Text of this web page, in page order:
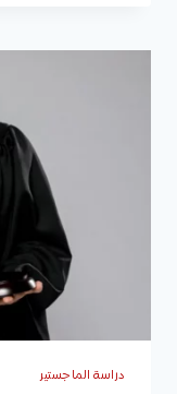
شروط
وكيفية
دراسته
مصر
دراسة الماجستير